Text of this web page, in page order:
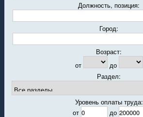
Должность, позиция:
Город:
Возраст:
от
до
Раздел:
Уровень оплаты труда:
от
до